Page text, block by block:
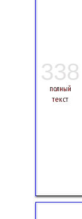
338
полный
текст